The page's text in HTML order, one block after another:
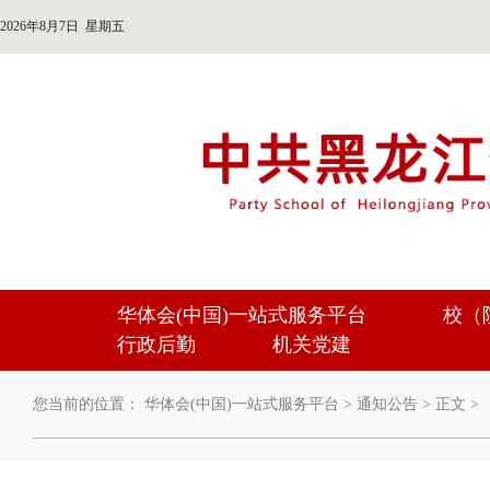
2026年8月7日 星期五
华体会(中国)一站式服务平台
校（
行政后勤
机关党建
您当前的位置： 华体会(中国)一站式服务平台 > 通知公告 > 正文 >